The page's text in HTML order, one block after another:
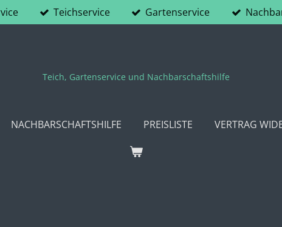
Teichservice Gartenservice
Teich, Gartenservice und Nachbarschaftshilfe
NACHBARSCHAFTSHILFE PREISLISTE VERTRAG